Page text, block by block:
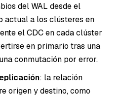
del WAL desde el
actual a los clústeres en
el CDC en cada clúster
en primario tras una
conmutación por error.
: la relación
origen y destino, como